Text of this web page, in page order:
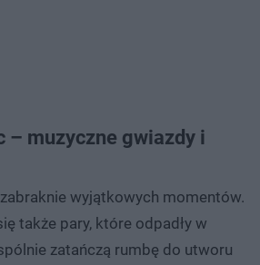
– muzyczne gwiazdy i
wyjątkowych momentów.
także pary, które odpadły w
zatańczą rumbę do utworu